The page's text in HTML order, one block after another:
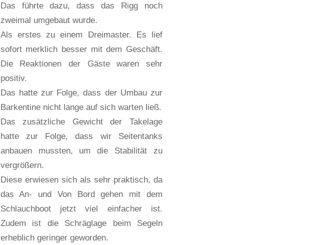
Das führte dazu, dass das Rigg noch
zweimal umgebaut wurde.
Als erstes zu einem Dreimaster. Es lief
sofort merklich besser mit dem Geschäft.
Die Reaktionen der Gäste waren sehr
positiv.
Das hatte zur Folge, dass der Umbau zur
Barkentine nicht lange auf sich warten ließ.
Das zusätzliche Gewicht der Takelage
hatte zur Folge, dass wir Seitentanks
anbauen mussten, um die Stabilität zu
vergrößern.
Diese erwiesen sich als sehr praktisch, da
das An- und Von Bord gehen mit dem
Schlauchboot jetzt viel einfacher ist.
Zudem ist die Schräglage beim Segeln
erheblich geringer geworden.